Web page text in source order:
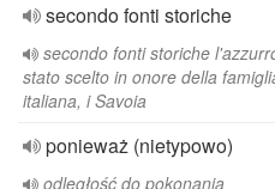
secondo fonti storiche
secondo fonti storiche
stato scelto in onore della
italiana, i Savoia
ponieważ (nietypowo)
odległość do pokonania